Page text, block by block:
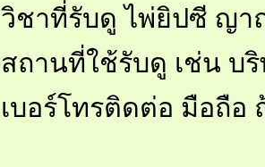
วิชาที่รับดู ไพ่ยิปซี ญา
สถานที่ใช้รับดู เช่น บ
เบอร์โทรติดต่อ มือถือ